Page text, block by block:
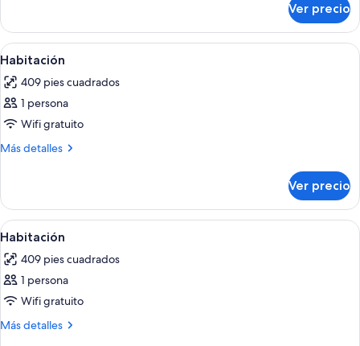
Ver precio
Abrir
todas
las
fotos
de
Habitación
Espacio para trabajar con laptop,
3
Habitación
409 pies cuadrados
1 persona
Wifi gratuito
Más detalles
Más
Ver precio
Abrir
todas
las
fotos
de
Habitación
Espacio para trabajar con laptop,
3
Habitación
409 pies cuadrados
1 persona
Wifi gratuito
Más detalles
Más